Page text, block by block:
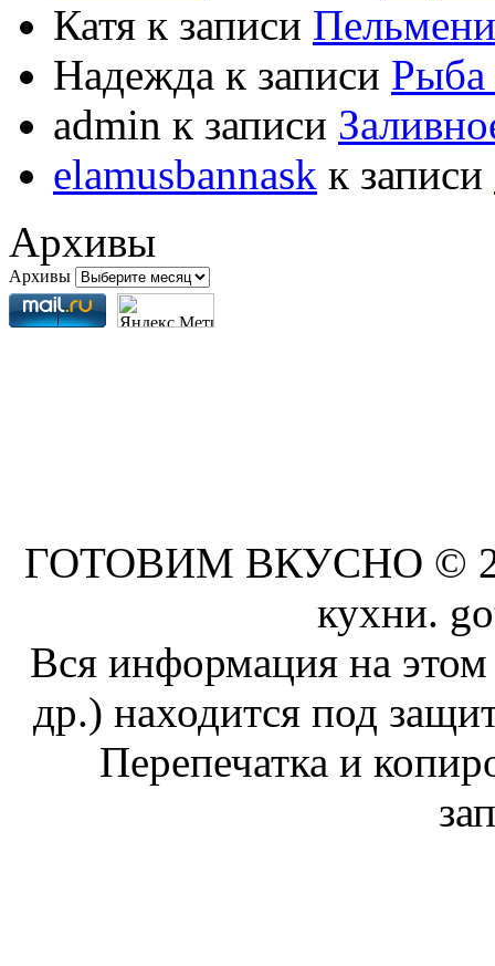
Катя к записи
Надежда к записи Рыба
admin к записи
elamusbannask к записи
Архивы
Архивы
ГОТОВИМ ВКУСНО ©
кухни.
Вся информация на
др.) находится под
Перепечатка и